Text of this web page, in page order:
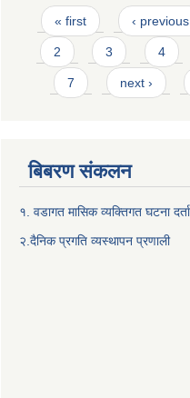
Pages
« first ‹ previous
2 3 4
7 next ›
बिबरण संकलन
१. वडागत मासिक व्यक्तिगत घटना
२.दैनिक प्रगति व्यस्थापन प्रणाली